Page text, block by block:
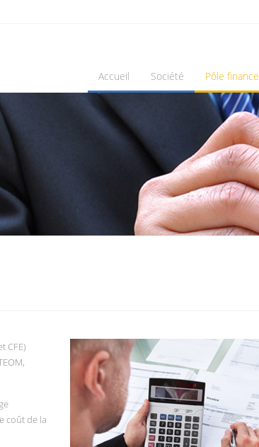
Accueil Société Pôle finance
CFE)
coût de la